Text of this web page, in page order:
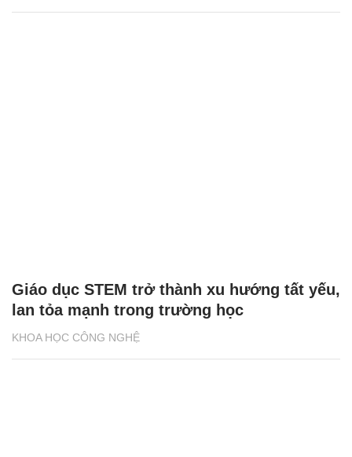
KHOA HỌC CÔNG NGHỆ
Giáo dục STEM trở thành xu hướng tất yếu,
lan tỏa mạnh trong trường học